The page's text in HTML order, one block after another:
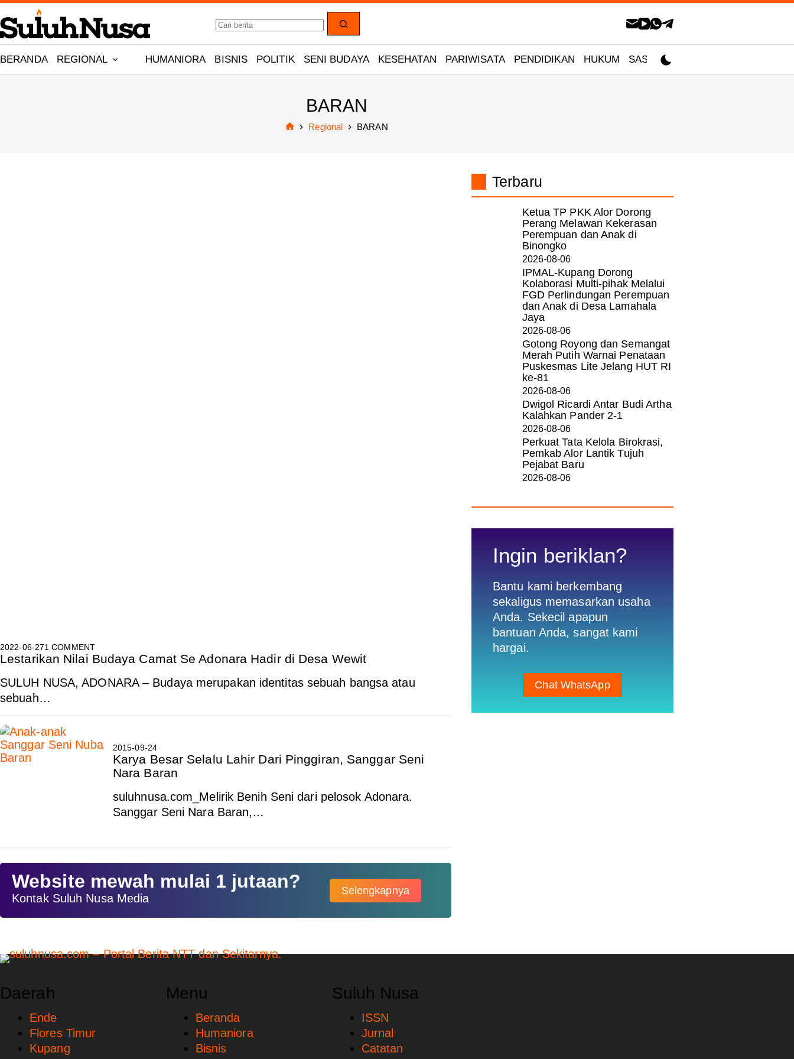
Skip
to
content
No
results
BERANDA REGIONAL HUMANIORA BISNIS POLITIK SENI BUDAYA KESEHATAN PARIWISATA PENDIDIKAN HUKUM SASTRA
BARAN
Regional BARAN
2022-06-271 COMMENT
Lestarikan Nilai Budaya Camat Se Adonara Hadir di Desa Wewit
SULUH NUSA, ADONARA – Budaya merupakan identitas sebuah bangsa atau
sebuah…
2015-09-24
Karya Besar Selalu Lahir Dari Pinggiran, Sanggar Seni
Nara Baran
suluhnusa.com_Melirik Benih Seni dari pelosok Adonara.
Sanggar Seni Nara Baran,…
Website mewah mulai 1 jutaan?
Kontak Suluh Nusa Media
Selengkapnya
Terbaru
Ketua TP PKK Alor Dorong
Perang Melawan Kekerasan
Perempuan dan Anak di
Binongko
2026-08-06
IPMAL-Kupang Dorong
Kolaborasi Multi-pihak Melalui
FGD Perlindungan Perempuan
dan Anak di Desa Lamahala
Jaya
2026-08-06
Gotong Royong dan Semangat
Merah Putih Warnai Penataan
Puskesmas Lite Jelang HUT RI
ke-81
2026-08-06
Dwigol Ricardi Antar Budi Artha
Kalahkan Pander 2-1
2026-08-06
Perkuat Tata Kelola Birokrasi,
Pemkab Alor Lantik Tujuh
Pejabat Baru
2026-08-06
Ingin beriklan?
Bantu kami berkembang
sekaligus memasarkan usaha
Anda. Sekecil apapun
bantuan Anda, sangat kami
hargai.
Chat WhatsApp
Daerah
Ende
Flores Timur
Kupang
Menu
Beranda
Humaniora
Bisnis
Suluh Nusa
ISSN
Jurnal
Catatan